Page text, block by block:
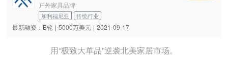
户外家具品牌
加利福尼亚 传统行业
最新融资： B轮 | 5000万美元 | 2021-09-17
用“极致大单品”逆袭北美家居市场。